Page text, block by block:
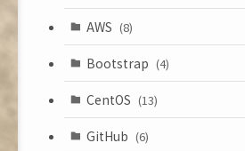
(1)
(18)
AWS (8)
Bootstrap (4)
CentOS (13)
GitHub (6)